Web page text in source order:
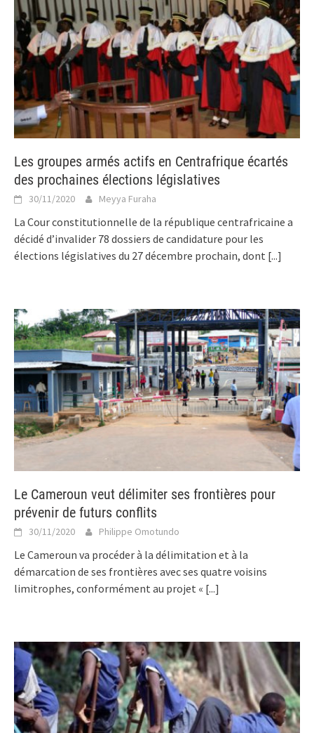
Les groupes armés actifs en Centrafrique écartés
des prochaines élections législatives
30/11/2020 Meyya Furaha
La Cour constitutionnelle de la république centrafricaine a
décidé d’invalider 78 dossiers de candidature pour les
élections législatives du 27 décembre prochain, dont [...]
Le Cameroun veut délimiter ses frontières pour
prévenir de futurs conflits
30/11/2020 Philippe Omotundo
Le Cameroun va procéder à la délimitation et à la
démarcation de ses frontières avec ses quatre voisins
limitrophes, conformément au projet « [...]